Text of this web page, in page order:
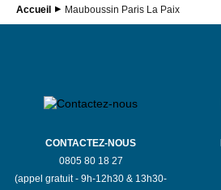
Accueil Mauboussin Paris La Paix
CONTACTEZ-NOUS
0805 80 18 27
(appel gratuit - 9h-12h30 & 13h30-